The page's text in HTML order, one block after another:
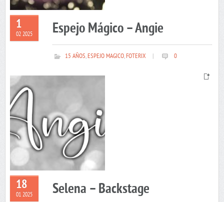
1
02 2025 Espejo Mágico – Angie
15 AÑOS,ESPEJO MAGICO,FOTERIX 0
18
01 2025 Selena – Backstage